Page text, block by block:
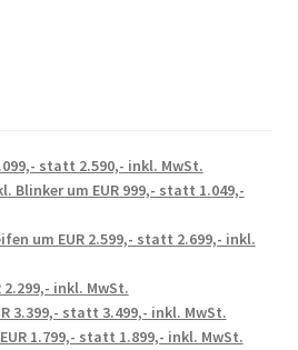
statt 2.590,- inkl. MwSt.
Blinker um EUR 999,- statt 1.049,-
um EUR 2.599,- statt 2.699,- inkl.
2.299,- inkl. MwSt.
3.399,- statt 3.499,- inkl. MwSt.
1.799,- statt 1.899,- inkl. MwSt.